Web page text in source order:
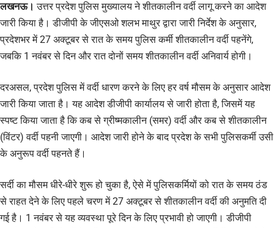
लखनऊ। उत्तर प्रदेश पुलिस मुख्यालय ने शीतकालीन वर्दी लागू करने का आदेश
जारी किया है। डीजीपी के जीएसओ शलभ माथुर द्वारा जारी निर्देश के अनुसार,
प्रदेशभर में 27 अक्टूबर से रात के समय पुलिस कर्मी शीतकालीन वर्दी पहनेंगे,
जबकि 1 नवंबर से दिन और रात दोनों समय शीतकालीन वर्दी अनिवार्य होगी।
दरअसल, प्रदेश पुलिस में वर्दी धारण करने के लिए हर वर्ष मौसम के अनुसार आदेश
जारी किया जाता है। यह आदेश डीजीपी कार्यालय से जारी होता है, जिसमें यह
स्पष्ट किया जाता है कि कब से ग्रीष्मकालीन (समर) वर्दी और कब से शीतकालीन
(विंटर) वर्दी पहनी जाएगी। आदेश जारी होने के बाद प्रदेश के सभी पुलिसकर्मी उसी
के अनुरूप वर्दी पहनते हैं।
सर्दी का मौसम धीरे-धीरे शुरू हो चुका है, ऐसे में पुलिसकर्मियों को रात के समय ठंड
से राहत देने के लिए पहले चरण में 27 अक्टूबर से शीतकालीन वर्दी की अनुमति दी
गई है। 1 नवंबर से यह व्यवस्था पूरे दिन के लिए प्रभावी हो जाएगी। डीजीपी